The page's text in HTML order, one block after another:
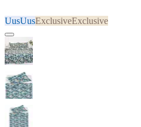
UusUusExclusiveExclusive